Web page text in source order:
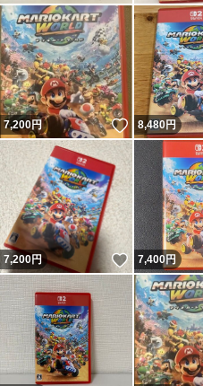
7,200円 いいね！
8,480円
7,200円 いいね！
7,400円